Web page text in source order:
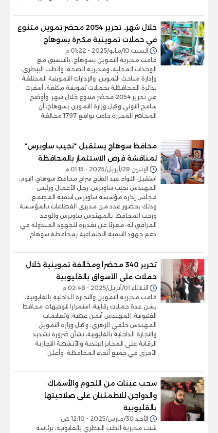
خلال شهر.. تحرير 2054 محضر تموين متنوع
في حملات تموينية مكبرة بسوهاج
السبت 10/مايو/2025 - 01:22 م
قامت مديرية التموين بسوهاج، بالتنسيق مع
الوحدات المحلية، ومديرية الصحة، والطب البيطري،
وإدارة مباحث التموين، والإدارات التموينية المختلفة
بدائرة المحافظة بحملات تموينية مكثفة، أسفرت
عن تحرير 2054 محضر متنوع خلال شهر. وأوضح
سامح التوني وكيل وزارة التموين بسوهاج، أن
المحاضر المحررة جاءت بواقع 1797 مخالفة
محافظ سوهاج يستقبل "نجيب ساويرس"
لمناقشة فرص الاستثمار بالمحافظة
الإثنين 28/أبريل/2025 - 01:15 م
استقبل اللواء عبد الفتاح سراج محافظ سوهاج، اليوم،
المهندس نجيب ساويرس، رجل الأعمال ورئيس
مجلس إدارة مؤسسة ساويرس لتنمية المجتمع،
وذلك بحضور عدد من مديري القطاعات بالمؤسسة.
ورحب المحافظ، بالمهندس ساويرس والوفد
المرافق له، معربًا عن تقديره للجهود المبذولة في
دعم جهود التنمية الاجتماعية بمحافظة سوهاج،
تحرير 340 محضرا ومخالفة تموينية خلال
حملات على الأسواق بالقليوبية
الثلاثاء 01/أبريل/2025 - 02:48 م
قامت مديرية التموين والتجارة الداخلية بالقليوبية،
بشن عدة حملات رقابية، استمرارا لتوجيهات محافظ
القليوبية، المهندس أيمن عطية، وتعليمات
المهندس حلمي الزهري، وكيل وزارة التموين
والتجارة الداخلية بالقليوبية، بشأن ضرورة تشديد
الرقابة على المخابز البلدية والأنشطة التجارية
الأخرى في جميع أنحاء المحافظة. وأعلن
سحب عينات من اللحوم والأسماك
والدواجن للاطمئنان على صلاحيتها
بالقليوبية
الأحد 30/مارس/2025 - 12:10 ص
شنت مديرية الطب البيطري بالقليوبية، برئاسة